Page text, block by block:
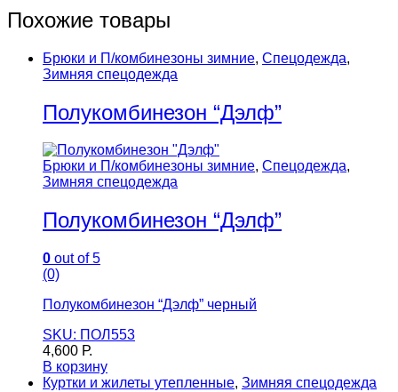
Похожие товары
Брюки и П/комбинезоны зимние, Спецодежда,
Зимняя спецодежда
Полукомбинезон “Дэлф”
Брюки и П/комбинезоны зимние, Спецодежда,
Зимняя спецодежда
Полукомбинезон “Дэлф”
0 out of 5
(0)
Полукомбинезон “Дэлф” черный
SKU: ПОЛ553
4,600 Р.
В корзину
Куртки и жилеты утепленные, Зимняя спецодежда